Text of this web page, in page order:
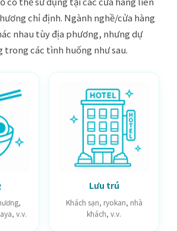
chỉ định. Ngành nghề/cửa hàng
nhau tùy địa phương, nhưng dự
trong các tình huống như sau.
v.v.
Lưu trú
Khách sạn, ryokan, nhà
khách, v.v.